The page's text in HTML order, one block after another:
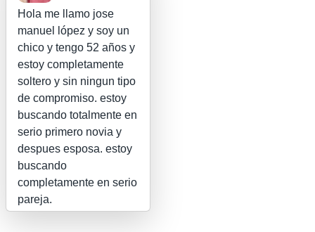
Hola me llamo jose
manuel lópez y soy un
chico y tengo 52 años y
estoy completamente
soltero y sin ningun tipo
de compromiso. estoy
buscando totalmente en
serio primero novia y
despues esposa. estoy
buscando
completamente en serio
pareja.